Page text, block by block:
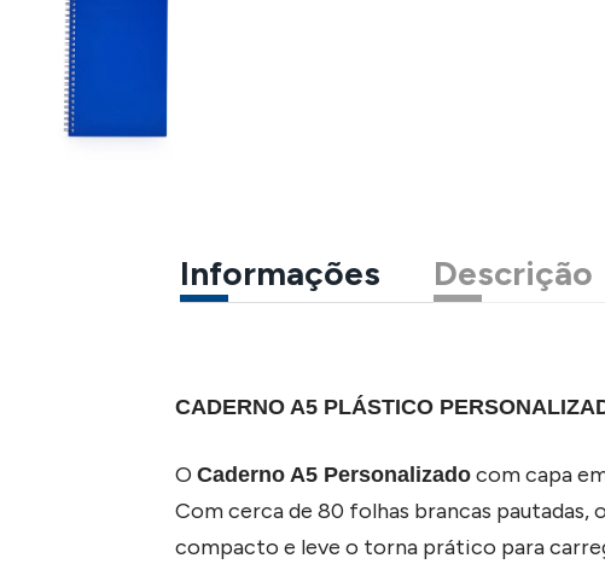
Informações Descrição
CADERNO A5 PLÁSTICO
OCaderno A5 Personalizado com capa
Com cerca de 80 folhas brancas pautadas,
compacto e leve o torna prático para